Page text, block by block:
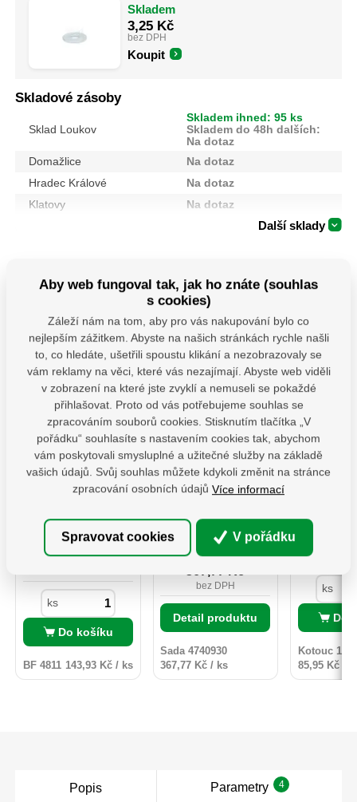
Skladem
3,25 Kč
bez DPH
Koupit
Skladové zásoby
Sklad Loukov
Skladem ihned: 95 ks
Skladem do 48h dalších:
Na dotaz
Domažlice
Na dotaz
Hradec Králové
Na dotaz
Klatovy
Na dotaz
Další sklady
Mohlo by se vám hodit
PSS 80 ( 80x250x4)
Patka sloupku typu
"U" široká
Patka sloupu PSS je
určena pro montáž
odpovídající vzdálenost
dřeva od podkladu a její
konstrukce umožňuje
zatížení. Silná vrstva
žárového zinku chrání
před dlouhodobým
působením vlhkosti.
Povrch kotvy do betonu
lze natřít dekorativní
barvou určenou na
pozinkované povrchy.
Skladem 11 ks
143,93Kč
ks
Do košíku
BF 4811 143,93 Kč / ks
4740930 Sada
Šroubováků 7ks
Profesionální sada
šroubováků Fortum,
komfort při práci.
Ergonomicky tvarovaná
rukojeť z tvrdého PP
doplněna měkčenou
TPR pryží s
protiskluzovou úpravou.
pevně sedí v ruce a
umožňují přenášet
vyšší krouticí
sílu.Dříky jsou
vyrobeny z prvotřídní
S2 oceli, která je
(křížový s vylepšeným
Na dotaz
bez DPH
Detail produktu
Sada 4740930
367,77 Kč / ks
řezné na
Řezné
Extol
řemeslniků
provedené
svojí
kotouče
spektrem
ks
Do
Kotouc
85,95 Kč /
Popis Parametry 4
Aby web fungoval tak, jak ho znáte (souhlas
s cookies)
Záleží nám na tom, aby pro vás nakupování bylo co
nejlepším zážitkem. Abyste na našich stránkách rychle našli
to, co hledáte, ušetřili spoustu klikání a nezobrazovaly se
vám reklamy na věci, které vás nezajímají. Abyste web viděli
v zobrazení na které jste zvyklí a nemuseli se pokaždé
přihlašovat. Proto od vás potřebujeme souhlas se
zpracováním souborů cookies. Stisknutím tlačítka „V
pořádku“ souhlasíte s nastavením cookies tak, abychom
vám poskytovali smysluplné a užitečné služby na základě
vašich údajů. Svůj souhlas můžete kdykoli změnit na stránce
zpracování osobních údajů Více informací
Spravovat cookies V pořádku